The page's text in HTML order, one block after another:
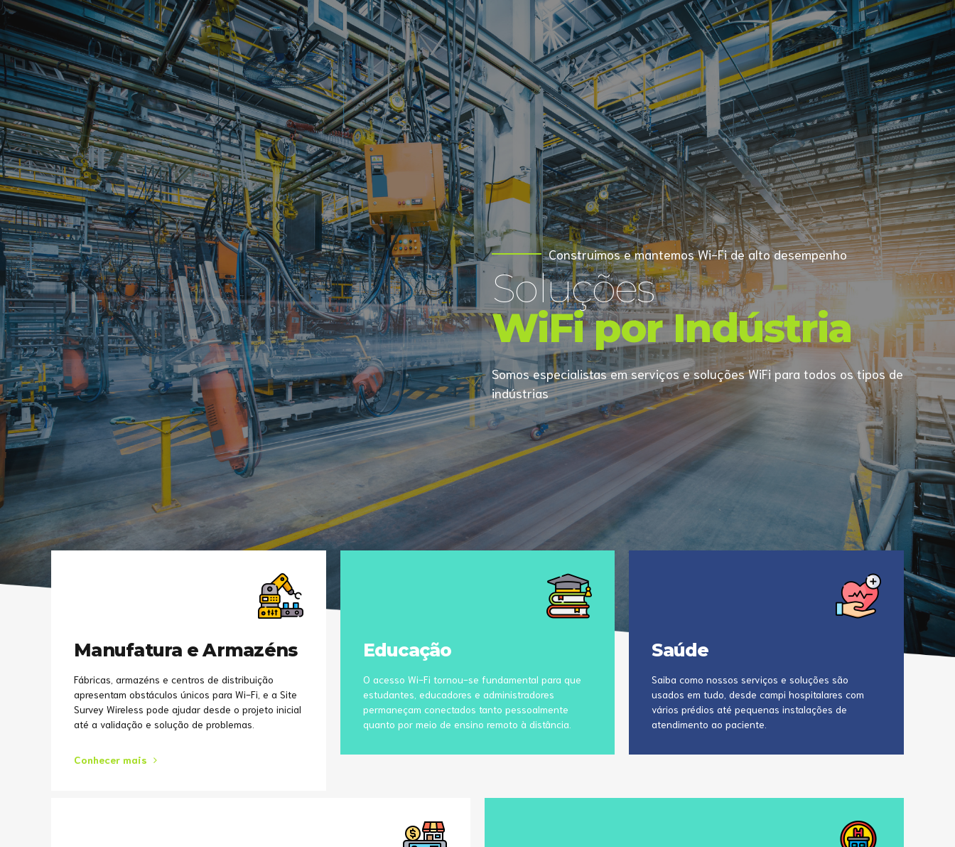
Construimos e mantemos Wi-Fi de alto desempenho
Soluções
WiFi por Indústria
Somos especialistas em serviços e soluções WiFi para todos os tipos de
indústrias
Manufatura e Armazéns
Fábricas, armazéns e centros de distribuição
apresentam obstáculos únicos para Wi-Fi, e a Site
Survey Wireless pode ajudar desde o projeto inicial
até a validação e solução de problemas.
Conhecer mais
Educação
O acesso Wi-Fi tornou-se fundamental para que
estudantes, educadores e administradores
permaneçam conectados tanto pessoalmente
quanto por meio de ensino remoto à distância.
Saúde
Saiba como nossos serviços e soluções são
usados em tudo, desde campi hospitalares com
vários prédios até pequenas instalações de
atendimento ao paciente.